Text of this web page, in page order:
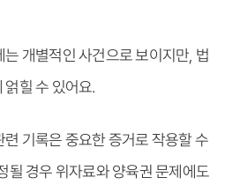
개별적인 사건으로 보이지만, 법
힐 수 있어요.
기록은 중요한 증거로 작용할 수
될 경우 위자료와 양육권 문제에도